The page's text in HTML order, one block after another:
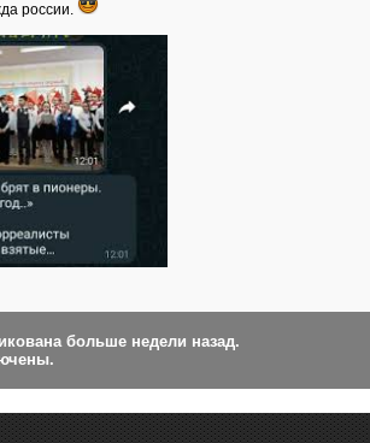
россии.
больше недели назад.